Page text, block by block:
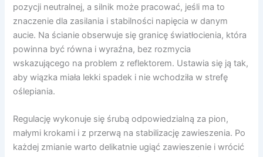
pozycji neutralnej, a silnik może pracować, jeśli ma to
znaczenie dla zasilania i stabilności napięcia w danym
aucie. Na ścianie obserwuje się granicę światłocienia, która
powinna być równa i wyraźna, bez rozmycia
wskazującego na problem z reflektorem. Ustawia się ją tak,
aby wiązka miała lekki spadek i nie wchodziła w strefę
oślepiania.
Regulację wykonuje się śrubą odpowiedzialną za pion,
małymi krokami i z przerwą na stabilizację zawieszenia. Po
każdej zmianie warto delikatnie ugiąć zawieszenie i wrócić